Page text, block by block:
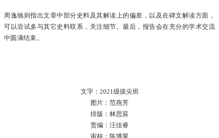
周逸驰则指出文章中部分史料及其解读上的偏差，以及在碑文解读方面，
可以尝试多与其它史料联系，关注细节。最后，报告会在充分的学术交流
中圆满结束。
文字：2021级拔尖班
图片：范燕芳
排版：林思宸
责编：汪佳睿
审核：陈博翼